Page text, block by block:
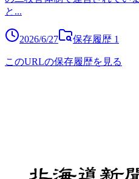
と ...
2026/6/27 保存履歴 1
このURLの保存履歴を見る